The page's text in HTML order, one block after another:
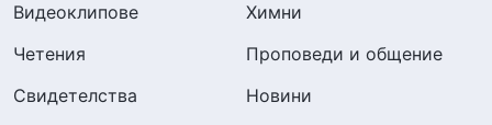
Видеоклипове
Химни
Четения
Проповеди и общение
Свидетелства
Новини